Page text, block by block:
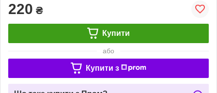
220 ₴
Купити
або
Купити з